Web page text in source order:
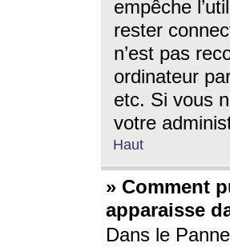
empêche
rester
n’est pas
ordinateur
etc. Si vous
votre
Haut
» Comment
apparaisse
Dans le